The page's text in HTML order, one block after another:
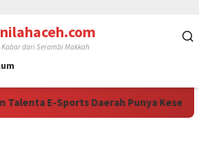
Kabar dari Serambi Makkah
E-Sports Daerah Punya Kesempatan